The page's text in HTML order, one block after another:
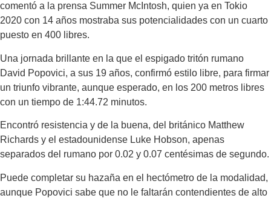
comentó a la prensa Summer McIntosh, quien ya en Tokio
2020 con 14 años mostraba sus potencialidades con un cuarto
puesto en 400 libres.
Una jornada brillante en la que el espigado tritón rumano
David Popovici, a sus 19 años, confirmó estilo libre, para firmar
un triunfo vibrante, aunque esperado, en los 200 metros libres
con un tiempo de 1:44.72 minutos.
Encontró resistencia y de la buena, del británico Matthew
Richards y el estadounidense Luke Hobson, apenas
separados del rumano por 0.02 y 0.07 centésimas de segundo.
Puede completar su hazaña en el hectómetro de la modalidad,
aunque Popovici sabe que no le faltarán contendientes de alto